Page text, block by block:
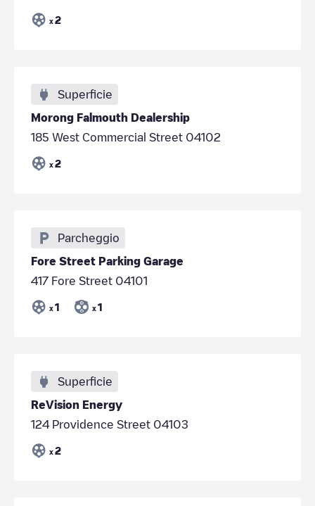
x 2
Superficie
Morong Falmouth Dealership
185 West Commercial Street 04102
x 2
Parcheggio
Fore Street Parking Garage
417 Fore Street 04101
x 1 x 1
Superficie
ReVision Energy
124 Providence Street 04103
x 2